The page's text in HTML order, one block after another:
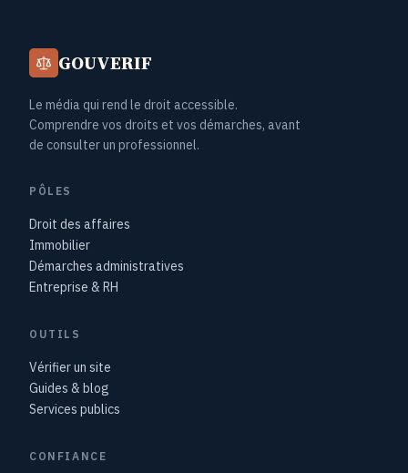
GOUVERIF
Le média qui rend le droit accessible.
Comprendre vos droits et vos démarches, avant
de consulter un professionnel.
PÔLES
Droit des affaires
Immobilier
Démarches administratives
Entreprise & RH
OUTILS
Vérifier un site
Guides & blog
Services publics
CONFIANCE